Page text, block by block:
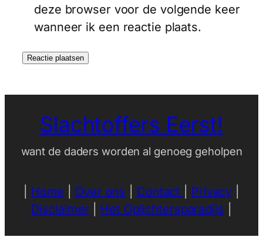
deze browser voor de volgende keer
wanneer ik een reactie plaats.
Slachtoffers Eerst!
want de daders worden al genoeg geholpen
Home Over ons Contact Privacy
Disclaimer
Het Oplichtersparadijs